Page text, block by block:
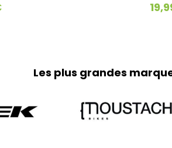
19,99
Les plus grandes